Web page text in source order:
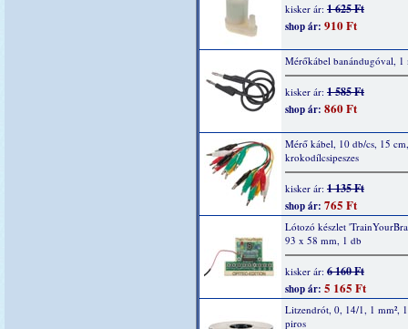
kisker ár: 1 625 Ft
shop ár: 910 Ft
Mérőkábel banándugóval, 1
kisker ár: 1 585 Ft
shop ár: 860 Ft
Mérő kábel, 10 db/cs, 15 cm,
krokodílcsipeszes
kisker ár: 1 135 Ft
shop ár: 765 Ft
Lótozó készlet
93 x 58 mm, 1 db
kisker ár: 6 160 Ft
shop ár: 5 165 Ft
Litzendrót, 0, 14/1, 1 mm²,
piros